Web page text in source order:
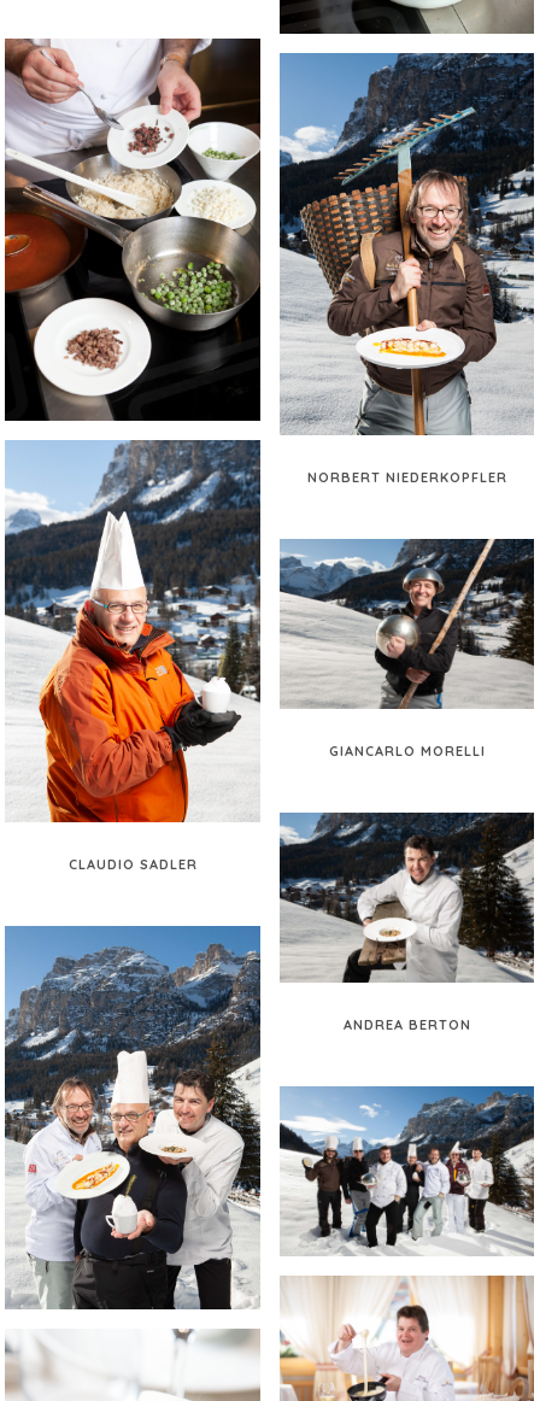
NORBERT NIEDERKOPFLER
CLAUDIO SADLER
GIANCARLO MORELLI
ANDREA BERTON